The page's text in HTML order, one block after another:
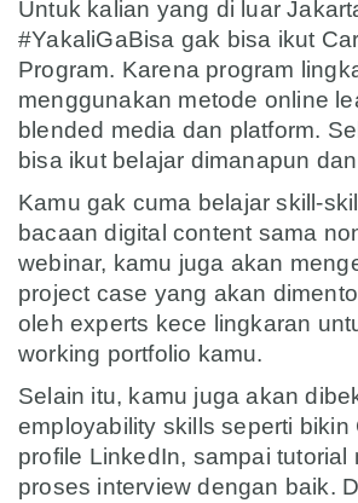
Untuk kalian yang di luar
#YakaliGaBisa gak bisa ikut
Program. Karena program
menggunakan metode online
blended media dan platform.
bisa ikut belajar dimanapun
Kamu gak cuma belajar skill-
bacaan digital content sama
webinar, kamu juga akan
project case yang akan
oleh experts kece lingkaran
working portfolio kamu.
Selain itu, kamu juga akan
employability skills seperti bikin
profile LinkedIn, sampai tutorial
proses interview dengan baik.